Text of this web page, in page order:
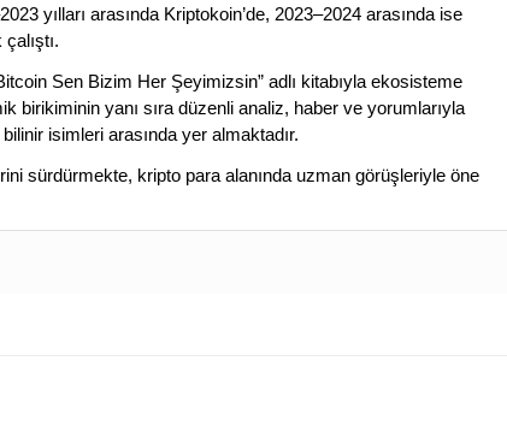
yılları arasında Kriptokoin’de, 2023–2024 arasında ise
Sen Bizim Her Şeyimizsin” adlı kitabıyla ekosisteme
birikiminin yanı sıra düzenli analiz, haber ve yorumlarıyla
isimleri arasında yer almaktadır.
sürdürmekte, kripto para alanında uzman görüşleriyle öne